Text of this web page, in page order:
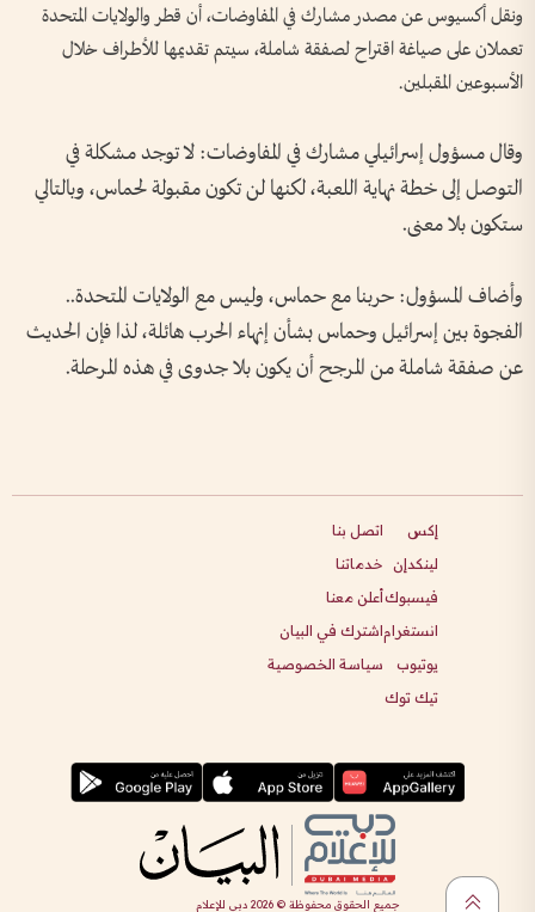
ونقل أكسيوس عن مصدر مشارك في المفاوضات، أن قطر والولايات المتحدة
تعملان على صياغة اقتراح لصفقة شاملة، سيتم تقديمها للأطراف خلال
الأسبوعين المقبلين.
وقال مسؤول إسرائيلي مشارك في المفاوضات: لا توجد مشكلة في
التوصل إلى خطة نهاية اللعبة، لكنها لن تكون مقبولة لحماس، وبالتالي
ستكون بلا معنى.
وأضاف المسؤول: حربنا مع حماس، وليس مع الولايات المتحدة..
الفجوة بين إسرائيل وحماس بشأن إنهاء الحرب هائلة، لذا فإن الحديث
عن صفقة شاملة من المرجح أن يكون بلا جدوى في هذه المرحلة.
إكس
لينكدإن
فيسبوك
انستغرام
يوتيوب
تيك توك
اتصل بنا
خدماتنا
أعلن معنا
اشترك في البيان
سياسة الخصوصية
جميع الحقوق محفوظة ©2026 دبي للإعلام